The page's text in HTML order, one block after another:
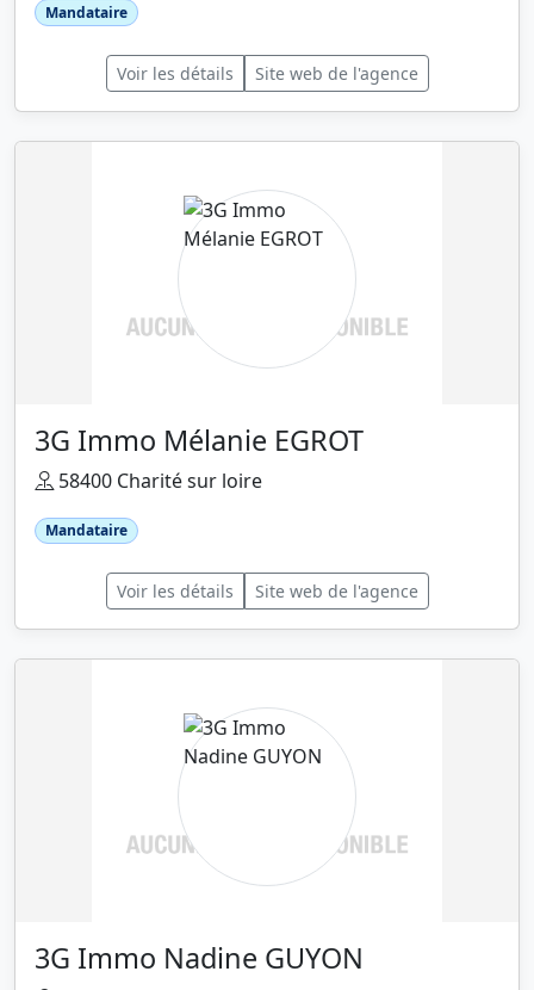
Mandataire
Voir les détails Site web de l'agence
3G Immo Mélanie EGROT
58400 Charité sur loire
Mandataire
Voir les détails Site web de l'agence
3G Immo Nadine GUYON